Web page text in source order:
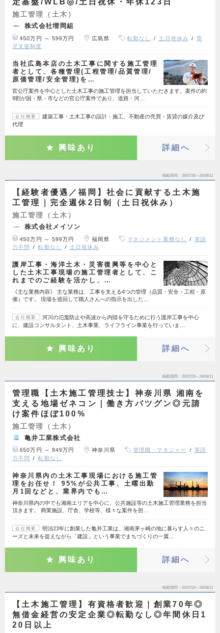
定基盤/WLB◎/土日祝休・年休123日
施工管理（土木）
株式会社増岡組
450万円 ～ 599万円 広島県 転勤なし 土日祝休み
育
児支援制度
当社広島本店の土木工事に関する施工管理
者として、各種管理(工程管理/品質管理/
原価管理/安全管理)を…
官公庁案件を中心とした土木工事の施工管理を担当していただきます。案件の約
9割が国・県・市などの官公庁案件であり、道路・河…
会社概要
建築工事・土木工事の設計・施工、不動産の売買・賃貸の媒介及び
代理
興味あり 詳細へ
掲載期間 26/07/30～26/08/12
【経験者優遇／福岡】社会に貢献する土木施
工管理｜完全週休2日制（土日祝休み）
施工管理（土木）
株式会社メイソン
450万円 ～ 599万円 福岡県 マネジメント業務なし
英語
力不問
転勤なし 土日祝休み
護岸工事・海洋土木・災害復興等を中心と
した土木工事現場の施工管理者として、こ
れまでのご経験を活かし、…
《主な業務内容》 主な業務は、工事を支える4つの管理（品質・安全・工程・原
価）です。 現場を巡回して職人さんへの指示を出した…
会社概要
河川の氾濫防止や高波から内陸を守るために行う護岸工事を中心
に、建設コンサルタント、土木事業、ライフライン事業を行っていま…
興味あり 詳細へ
掲載期間 26/07/29～26/08/11
管理職【土木施工管理技士】神奈川県 湘南を
支える地場ゼネコン｜働き方バツグン◎元請
け案件ほぼ100%
施工管理（土木）
亀井工業株式会社
650万円 ～ 849万円 神奈川県 管理職・マネジャー
英語
力不問
転勤なし
神奈川県内の土木工事現場における施工管
理をお任せ！ 95%が公共工事、土曜出勤
月1回などと、業界内でも…
神奈川県内の中でも湘南エリアを中心に、公共施設等の土木施工管理業務を担当
頂きます。 商業施設、庁舎、学校等、様々な案件を担…
会社概要
明治23年に創業した亀井工業は、湘南茅ヶ崎の地に暮らす人々のニ
ーズと未来を捉えながら「建設」という事業でまちづくりの一翼…
興味あり 詳細へ
掲載期間 26/07/29～26/08/11
【土木施工管理】有資格者歓迎｜創業70年◎
無借金経営の安定企業◎転勤なし◎年間休日1
20日以上